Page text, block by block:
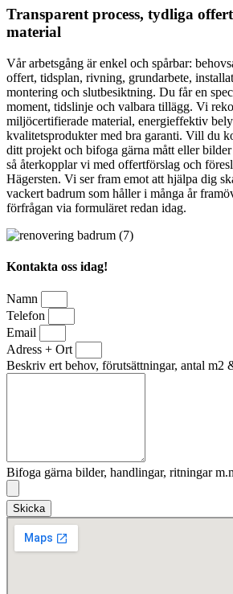
Transparent process, tydliga
material
Vår arbetsgång är enkel och spårbar:
offert, tidsplan, rivning, grundarbete,
montering och slutbesiktning. Du får en
moment, tidslinje och valbara tillägg. Vi
miljöcertifierade material, energieffektiv
kvalitetsprodukter med bra garanti. Vill du
ditt projekt och bifoga gärna mått eller
så återkopplar vi med offertförslag och
Hägersten. Vi ser fram emot att hjälpa dig
vackert badrum som håller i många år
förfrågan via formuläret redan idag.
Kontakta oss idag!
Namn
Telefon
Email
Adress + Ort
Beskriv ert behov, förutsättningar, antal m2
Bifoga gärna bilder, handlingar, ritningar
Skicka